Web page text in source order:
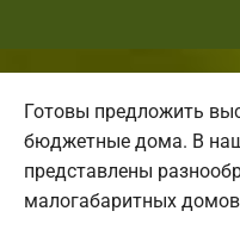
Готовы предложить
бюджетные дома. В
представлены
малогабаритных